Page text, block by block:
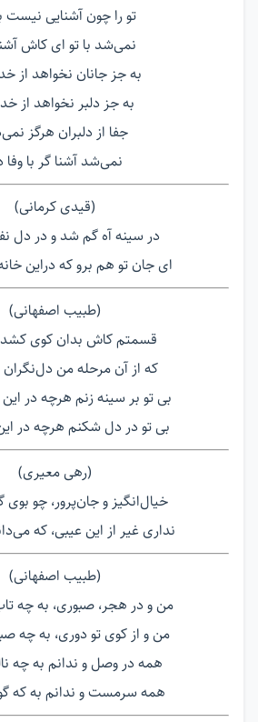
تو را چون آشنایی نیست
نمی‌شد با تو ای کاش
به جز جانان نخواهد از
به جز دلبر نخواهد از
جفا از دلبران هرگز
نمی‌شد آشنا گر با
(قیدی کرمانی)
در سینه آه گم شد و در دل
ای جان تو هم برو که دراین
(طبیب اصفهانی)
قسمتم کاش بدان کوی کشد
که از آن مرحله من دل‌نگران
بی تو بر سینه زنم هرچه در
بی تو در دل شکنم هرچه در
(رهی معیری)
خیال‌انگیز و جان‌پرور، چو بوی
نداری غیر از این عیبی، که
(طبیب اصفهانی)
من و در هجر، صبوری، به چه
من و از کوی تو دوری، به چه
همه در وصل و ندانم به چه
همه سرمست و ندانم به که